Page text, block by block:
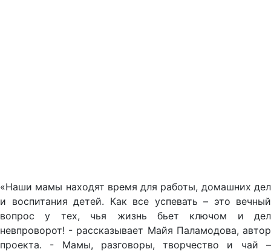
«Наши мамы находят время для работы, домашних дел
и воспитания детей. Как все успевать – это вечный
вопрос у тех, чья жизнь бьет ключом и дел
невпроворот! - рассказывает Майя Паламодова, автор
проекта. - Мамы, разговоры, творчество и чай –